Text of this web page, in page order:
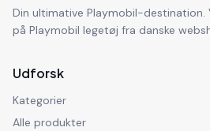
Din ultimative Playmobil-destination.
på Playmobil legetøj fra danske
Udforsk
Kategorier
Alle produkter